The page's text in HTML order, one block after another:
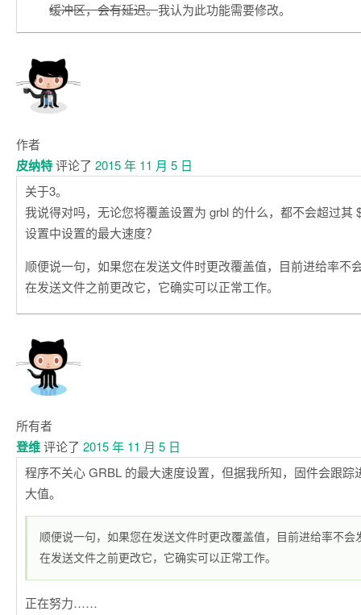
缓冲区，会有延迟。我认为此功能需要修改。
作者
皮纳特评论了 2015 年 11 月 5 日
关于3。
我说得对吗，无论您将覆盖设置为 grbl 的什么，都不会超过其
设置中设置的最大速度？
顺便说一句，如果您在发送文件时更改覆盖值，目前进给率不
在发送文件之前更改它，它确实可以正常工作。
所有者
登维评论了 2015 年 11 月 5 日
程序不关心 GRBL 的最大速度设置，但据我所知，固件会跟踪
大值。
顺便说一句，如果您在发送文件时更改覆盖值，目前进给率不会
在发送文件之前更改它，它确实可以正常工作。
正在努力……